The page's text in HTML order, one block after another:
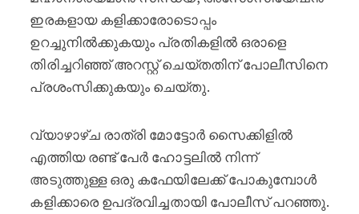
ഇരകളായ കളിക്കാരോടൊപ്പം
ഉറച്ചുനിൽക്കുകയും പ്രതികളിൽ ഒരാളെ
തിരിച്ചറിഞ്ഞ് അറസ്റ്റ് ചെയ്തതിന് പോലീസിനെ
പ്രശംസിക്കുകയും ചെയ്തു.
വ്യാഴാഴ്ച രാത്രി മോട്ടോർ സൈക്കിളിൽ
എത്തിയ രണ്ട് പേർ ഹോട്ടലിൽ നിന്ന്
അടുത്തുള്ള ഒരു കഫേയിലേക്ക് പോകുമ്പോൾ
കളിക്കാരെ ഉപദ്രവിച്ചതായി പോലീസ് പറഞ്ഞു.